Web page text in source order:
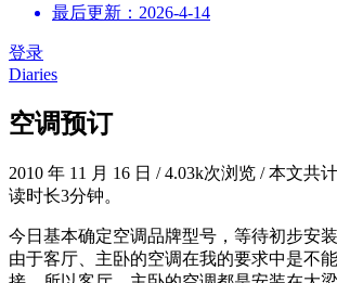
最后更新：2026-4-14
登录
Diaries
空调预订
2010 年 11 月 16 日 /4.03k次浏览 /本文共
读时长3分钟。
今日基本确定空调品牌型号，等待初步安装
由于客厅、主卧的空调在我的要求中是不